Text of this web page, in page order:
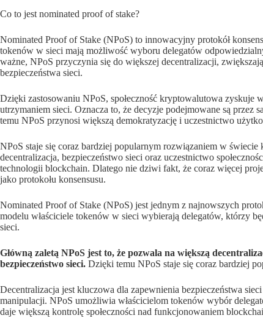
Co to jest nominated proof of stake?
Nominated Proof of Stake (NPoS) to innowacyjny protokół
tokenów w sieci mają możliwość wyboru delegatów
ważne, NPoS przyczynia się do większej decentralizacji,
bezpieczeństwa sieci.
Dzięki zastosowaniu NPoS, społeczność kryptowalutowa zyskuje
utrzymaniem sieci. Oznacza to, że decyzje podejmowane są przez
temu NPoS przynosi większą demokratyzację i uczestnictwo
NPoS staje się coraz bardziej popularnym rozwiązaniem w
decentralizacja, bezpieczeństwo sieci oraz uczestnictwo
technologii blockchain. Dlatego nie dziwi fakt, że coraz więcej
jako protokołu konsensusu.
Nominated Proof of Stake (NPoS) jest jednym z najnowszych
modelu właściciele tokenów w sieci wybierają delegatów, którzy
sieci.
Główną zaletą NPoS jest to, że pozwala na większą
bezpieczeństwo sieci. Dzięki temu NPoS staje się coraz bardziej
Decentralizacja jest kluczowa dla zapewnienia bezpieczeństwa
manipulacji. NPoS umożliwia właścicielom tokenów wybór
daje większą kontrolę społeczności nad funkcjonowaniem